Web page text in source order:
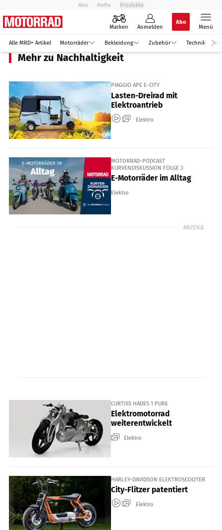
Abo Hefte Produkte
Marken Anmelden
Abo
Menü
Alle MRD+ Artikel Motorräder Bekleidung Zubehör Technik
Mehr zu Nachhaltigkeit
PIAGGIO APE E-CITY
Lasten-Dreirad mit
Elektroantrieb
Elektro
MOTORRAD-PODCAST
KURVENDISKUSSION FOLGE 3
E-Motorräder im Alltag
Elektro
ANZEIGE
CURTISS HADES 1 PURE
Elektromotorrad
weiterentwickelt
Elektro
HARLEY-DAVIDSON ELEKTROSCOOTER
City-Flitzer patentiert
Elektro